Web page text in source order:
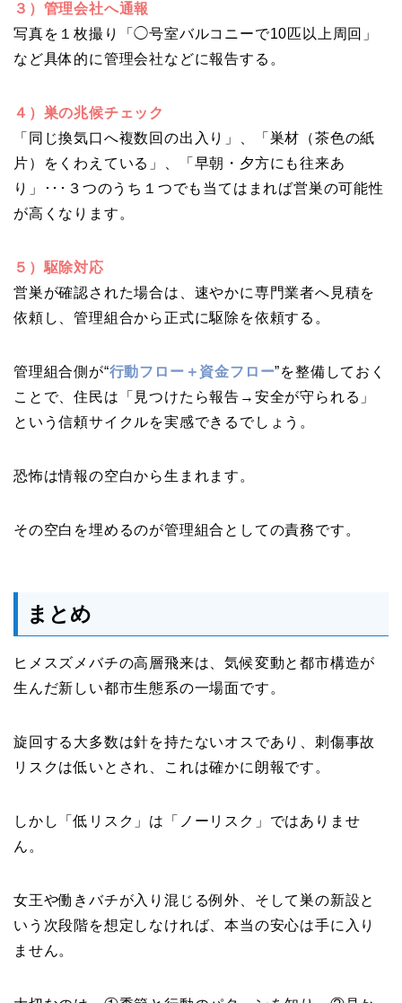
３）管理会社へ通報
写真を１枚撮り「◯号室バルコニーで10匹以上周回」
など具体的に管理会社などに報告する。
４）巣の兆候チェック
「同じ換気口へ複数回の出入り」、「巣材（茶色の紙
片）をくわえている」、「早朝・夕方にも往来あ
り」･･･３つのうち１つでも当てはまれば営巣の可能性
が高くなります。
５）駆除対応
営巣が確認された場合は、速やかに専門業者へ見積を
依頼し、管理組合から正式に駆除を依頼する。
管理組合側が“行動フロー＋資金フロー”を整備しておく
ことで、住民は「見つけたら報告→安全が守られる」
という信頼サイクルを実感できるでしょう。
恐怖は情報の空白から生まれます。
その空白を埋めるのが管理組合としての責務です。
まとめ
ヒメスズメバチの高層飛来は、気候変動と都市構造が
生んだ新しい都市生態系の一場面です。
旋回する大多数は針を持たないオスであり、刺傷事故
リスクは低いとされ、これは確かに朗報です。
しかし「低リスク」は「ノーリスク」ではありませ
ん。
女王や働きバチが入り混じる例外、そして巣の新設と
いう次段階を想定しなければ、本当の安心は手に入り
ません。